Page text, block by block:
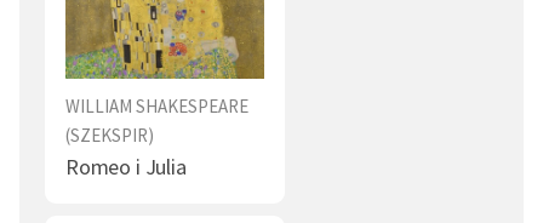
WILLIAM SHAKESPEARE
(SZEKSPIR)
Romeo i Julia